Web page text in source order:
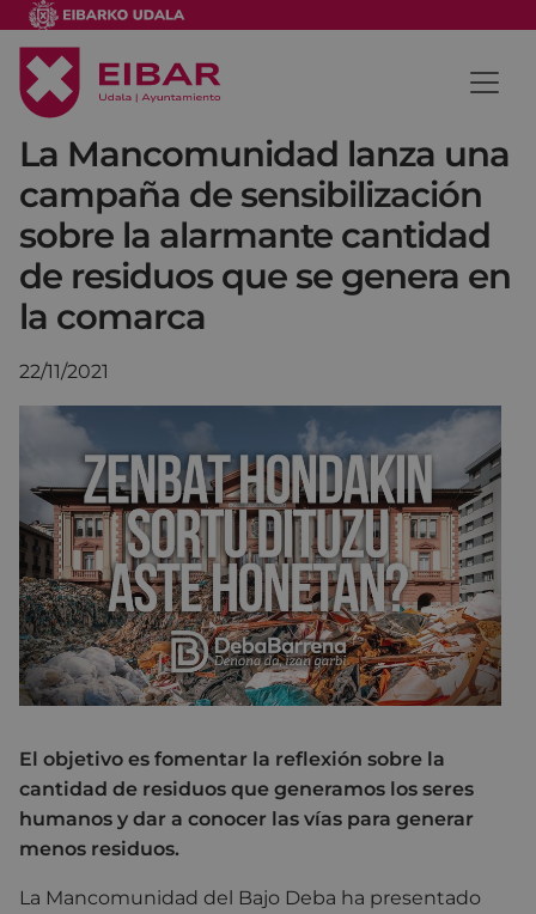
La Mancomunidad lanza una
campaña de sensibilización
sobre la alarmante cantidad
de residuos que se genera en
la comarca
22/11/2021
El objetivo es fomentar la reflexión sobre la
cantidad de residuos que generamos los seres
humanos y dar a conocer las vías para generar
menos residuos.
La Mancomunidad del Bajo Deba ha presentado